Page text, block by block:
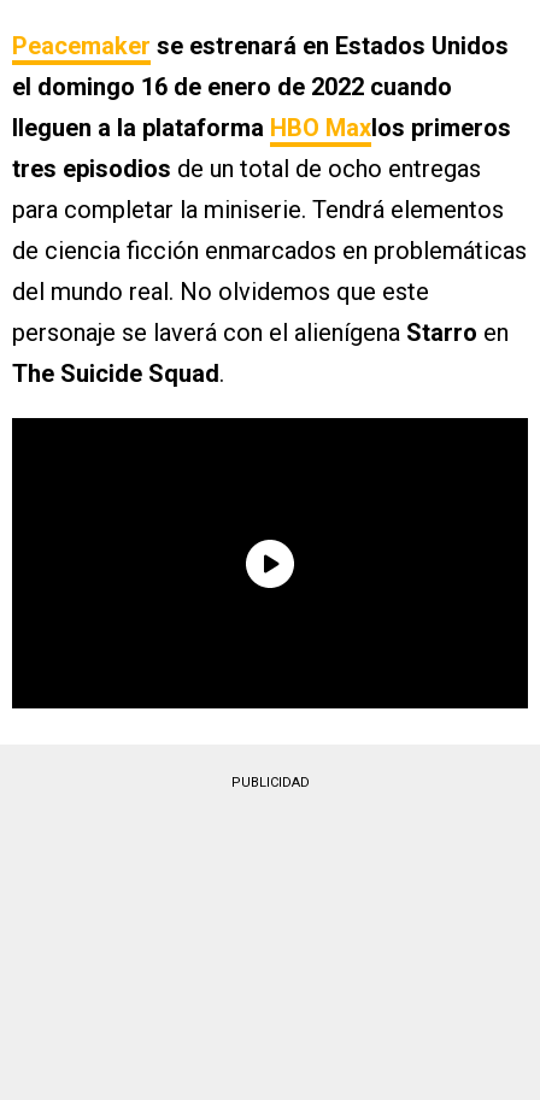
Peacemaker se estrenará en Estados Unidos
el domingo 16 de enero de 2022 cuando
lleguen a la plataforma HBO Max los primeros
tres episodios de un total de ocho entregas
para completar la miniserie. Tendrá elementos
de ciencia ficción enmarcados en problemáticas
del mundo real. No olvidemos que este
personaje se laverá con el alienígena Starro en
The Suicide Squad.
PUBLICIDAD